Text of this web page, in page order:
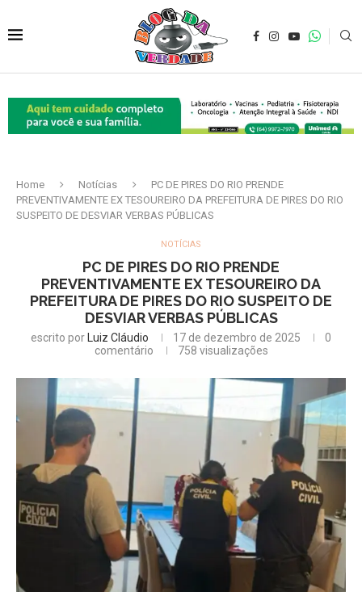
Home Notícias
PC DE PIRES DO RIO PRENDE
PREVENTIVAMENTE EX TESOUREIRO DA PREFEITURA DE PIRES DO RIO
SUSPEITO DE DESVIAR VERBAS PÚBLICAS
NOTÍCIAS
PC DE PIRES DO RIO PRENDE
PREVENTIVAMENTE EX TESOUREIRO DA
PREFEITURA DE PIRES DO RIO SUSPEITO DE
DESVIAR VERBAS PÚBLICAS
escrito por Luiz Cláudio 17 de dezembro de 2025
0
comentário
758 visualizações